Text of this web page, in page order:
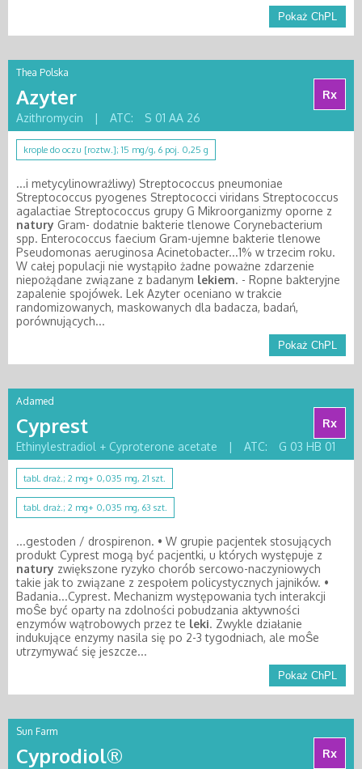
Pokaż ChPL
Thea Polska
Azyter
Rx
Azithromycin
| ATC: S 01 AA 26
krople do oczu [roztw.]; 15 mg/g, 6 poj. 0,25 g
...i metycylinowrażliwy) Streptococcus pneumoniae
Streptococcus pyogenes Streptococci viridans Streptococcus
agalactiae Streptococcus grupy G Mikroorganizmy oporne z
natury Gram- dodatnie bakterie tlenowe Corynebacterium
spp. Enterococcus faecium Gram-ujemne bakterie tlenowe
Pseudomonas aeruginosa Acinetobacter...1% w trzecim roku.
W całej populacji nie wystąpiło żadne poważne zdarzenie
niepożądane związane z badanym lekiem. - Ropne bakteryjne
zapalenie spojówek. Lek Azyter oceniano w trakcie
randomizowanych, maskowanych dla badacza, badań,
porównujących...
Pokaż ChPL
Adamed
Cyprest
Rx
Ethinylestradiol + Cyproterone acetate
| ATC: G 03 HB 01
tabl. draż.; 2 mg+ 0,035 mg, 21 szt.
tabl. draż.; 2 mg+ 0,035 mg, 63 szt.
...gestoden / drospirenon. • W grupie pacjentek stosujących
produkt Cyprest mogą być pacjentki, u których występuje z
natury zwiększone ryzyko chorób sercowo-naczyniowych
takie jak to związane z zespołem policystycznych jajników. •
Badania...Cyprest. Mechanizm występowania tych interakcji
moŜe być oparty na zdolności pobudzania aktywności
enzymów wątrobowych przez te leki. Zwykle działanie
indukujące enzymy nasila się po 2-3 tygodniach, ale moŜe
utrzymywać się jeszcze...
Pokaż ChPL
Sun Farm
Cyprodiol®
Rx